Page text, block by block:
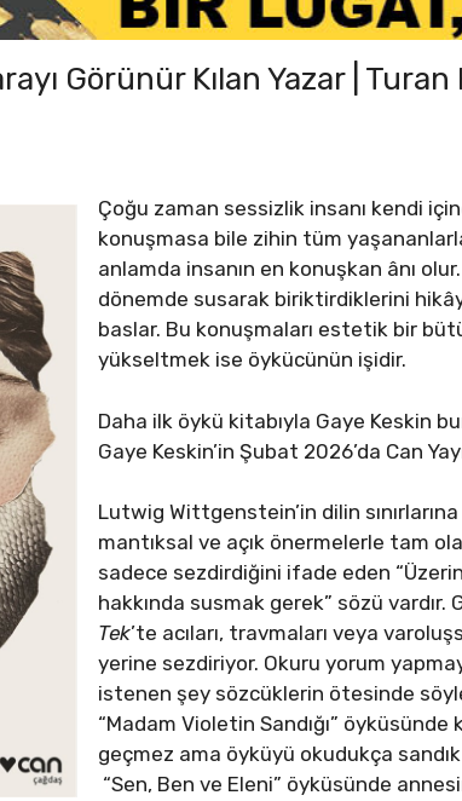
Görünür Kılan Yazar |
Çoğu zaman sessizlik insanı kendi
konuşmasa bile zihin tüm
anlamda insanın en konuşkan ânı
dönemde susarak biriktirdiklerini
baslar. Bu konuşmaları estetik bir
yükseltmek ise öykücünün işidir.
Daha ilk öykü kitabıyla Gaye Keskin
Gaye Keskin’in Şubat 2026’da Can
Lutwig Wittgenstein’in dilin
mantıksal ve açık önermelerle tam
sadece sezdirdiğini ifade eden
hakkında susmak gerek” sözü vardır.
Tek’te acıları, travmaları veya
yerine sezdiriyor. Okuru yorum
istenen şey sözcüklerin ötesinde
“Madam Violetin Sandığı”
geçmez ama öyküyü okudukça
“Sen, Ben ve Eleni” öyküsünde